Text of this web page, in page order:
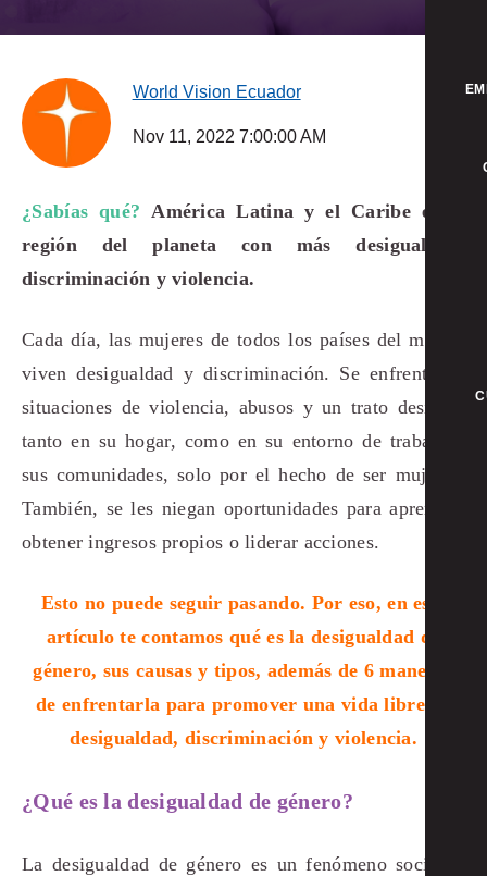
World Vision Ecuador
Nov 11, 2022 7:00:00 AM
¿Sabías qué? América Latina y el Caribe es la
región del planeta con más desigualdad,
discriminación y violencia.
Cada día, las mujeres de todos los países del mundo
viven desigualdad y discriminación. Se enfrentan a
situaciones de violencia, abusos y un trato desigual
tanto en su hogar, como en su entorno de trabajo y
sus comunidades, solo por el hecho de ser mujeres.
También, se les niegan oportunidades para aprender,
obtener ingresos propios o liderar acciones.
Esto no puede seguir pasando. Por eso, en este
artículo te contamos qué es la desigualdad de
género, sus causas y tipos, además de 6 maneras
de enfrentarla para promover una vida libre de
desigualdad, discriminación y violencia.
¿Qué es la desigualdad de género?
La desigualdad de género es un fenómeno social